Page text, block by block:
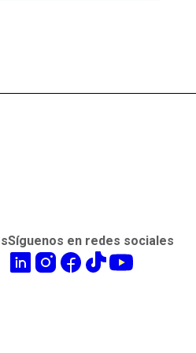
Síguenos en redes sociales